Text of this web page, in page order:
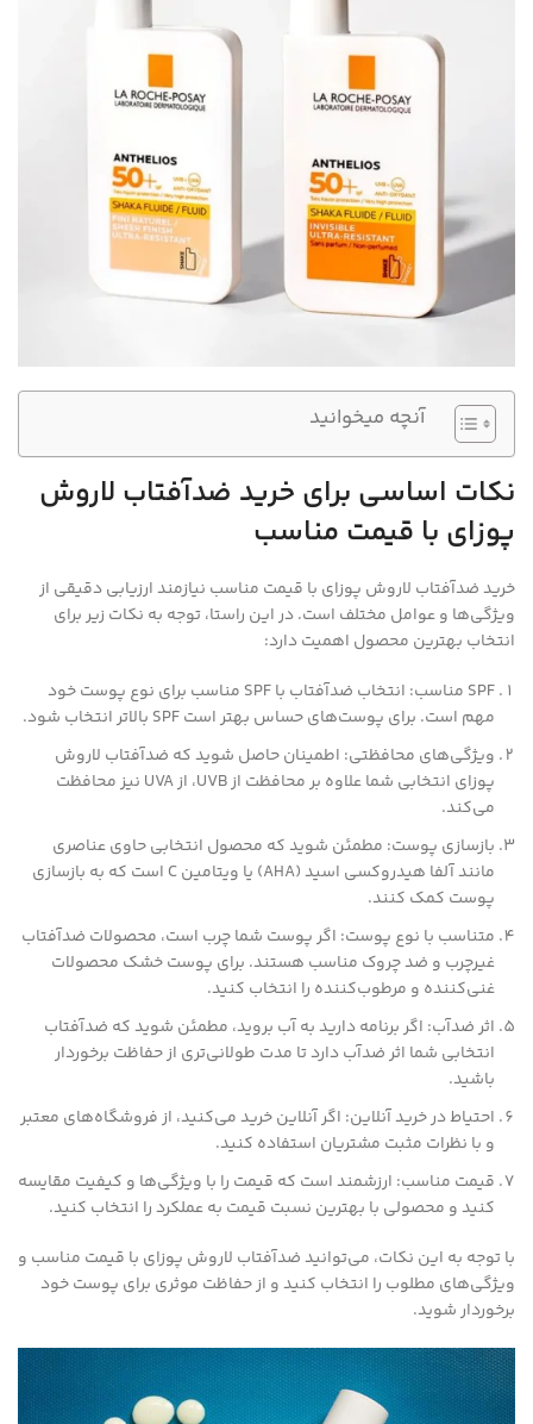
آنچه میخوانید
نکات اساسی برای خرید ضدآفتاب لاروش
پوزای با قیمت مناسب
خرید ضدآفتاب لاروش پوزای با قیمت مناسب نیازمند ارزیابی دقیقی از
ویژگی‌ها و عوامل مختلف است. در این راستا، توجه به نکات زیر برای
انتخاب بهترین محصول اهمیت دارد:
SPF مناسب: انتخاب ضدآفتاب با SPF مناسب برای نوع پوست خود
مهم است. برای پوست‌های حساس بهتر است SPF بالاتر انتخاب شود.
ویژگی‌های محافظتی: اطمینان حاصل شوید که ضدآفتاب لاروش
پوزای انتخابی شما علاوه بر محافظت از UVB، از UVA نیز محافظت
می‌کند.
بازسازی پوست: مطمئن شوید که محصول انتخابی حاوی عناصری
مانند آلفا هیدروکسی اسید (AHA) یا ویتامین C است که به بازسازی
پوست کمک کنند.
متناسب با نوع پوست: اگر پوست شما چرب است، محصولات ضدآفتاب
غیرچرب و ضد چروک مناسب هستند. برای پوست خشک محصولات
غنی‌کننده و مرطوب‌کننده را انتخاب کنید.
اثر ضدآب: اگر برنامه دارید به آب بروید، مطمئن شوید که ضدآفتاب
انتخابی شما اثر ضدآب دارد تا مدت طولانی‌تری از حفاظت برخوردار
باشید.
احتیاط در خرید آنلاین: اگر آنلاین خرید می‌کنید، از فروشگاه‌های معتبر
و با نظرات مثبت مشتریان استفاده کنید.
قیمت مناسب: ارزشمند است که قیمت را با ویژگی‌ها و کیفیت مقایسه
کنید و محصولی با بهترین نسبت قیمت به عملکرد را انتخاب کنید.
با توجه به این نکات، می‌توانید ضدآفتاب لاروش پوزای با قیمت مناسب و
ویژگی‌های مطلوب را انتخاب کنید و از حفاظت موثری برای پوست خود
برخوردار شوید.